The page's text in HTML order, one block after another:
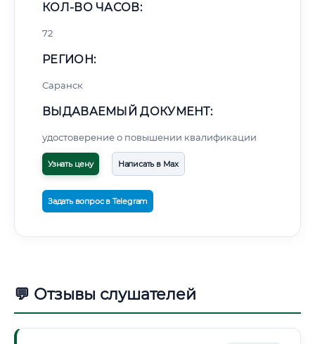
КОЛ-ВО ЧАСОВ:
72
РЕГИОН:
Саранск
ВЫДАВАЕМЫЙ ДОКУМЕНТ:
удостоверение о повышении квалификации
Узнать цену Написать в Max
Задать вопрос в Telegram
💬 Отзывы слушателей